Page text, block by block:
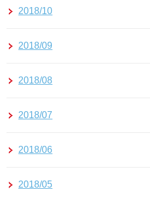
2018/10
2018/09
2018/08
2018/07
2018/06
2018/05